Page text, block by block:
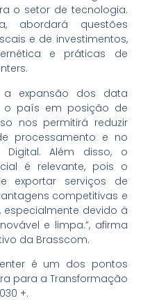
o setor de tecnologia.
abordará questões
e de investimentos,
e práticas de
a expansão dos data
o país em posição de
nos permitirá reduzir
processamento e no
Digital. Além disso, o
é relevante, pois o
exportar serviços de
competitivas e
devido à
e limpa.”, afirma
da Brasscom.
é um dos pontos
para a Transformação
+.